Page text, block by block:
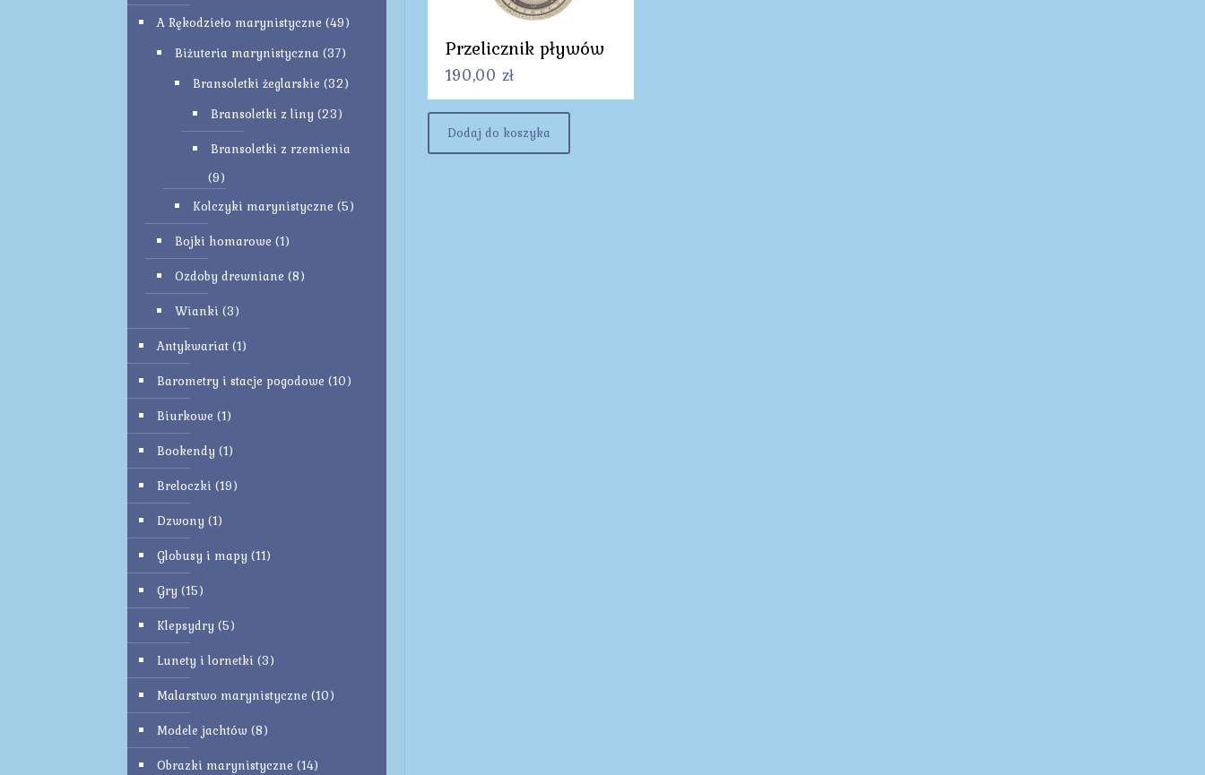
Przelicznik pływów
190,00 zł
Dodaj do koszyka
A Rękodzieło marynistyczne (49)
Biżuteria marynistyczna (37)
Bransoletki żeglarskie (32)
Bransoletki z liny (23)
Bransoletki z rzemienia
(9)
Kolczyki marynistyczne (5)
Bojki homarowe (1)
Ozdoby drewniane (8)
Wianki (3)
Antykwariat (1)
Barometry i stacje pogodowe (10)
Biurkowe (1)
Bookendy (1)
Breloczki (19)
Dzwony (1)
Globusy i mapy (11)
Gry (15)
Klepsydry (5)
Lunety i lornetki (3)
Malarstwo marynistyczne (10)
Modele jachtów (8)
Obrazki marynistyczne (14)